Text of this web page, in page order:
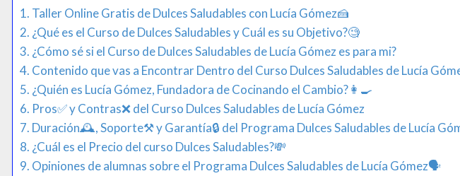
Taller Online Gratis de Dulces Saludables con Lucía Gómez​🍰
¿Qué es el Curso de Dulces Saludables y Cuál es su Objetivo?🧐​
¿Cómo sé si el Curso de Dulces Saludables de Lucía Gómez es para mi?
Contenido que vas a Encontrar Dentro del Curso Dulces Saludables de Lucía
¿Quién es Lucía Gómez, Fundadora de Cocinando el Cambio?👩‍🍳
Pros✅ y Contras❌ del Curso Dulces Saludables de Lucía Gómez
Duración🕰️, Soporte⚒️ y Garantía🔒 del Programa Dulces Saludables de Lucía
¿Cuál es el Precio del curso Dulces Saludables?💸
Opiniones de alumnas sobre el Programa Dulces Saludables de Lucía Gómez🗣